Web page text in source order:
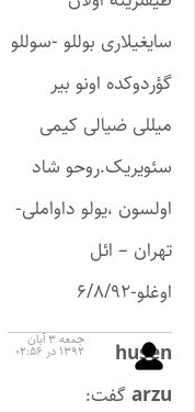
سایغیلاری بوللو -سوللو
گؤردوکده اونو بیر
میللی ضیالی کیمی
سئویریک.روحو شاد
اولسون ،یولو داواملی-
تهران – ائل
اوغلو-۶/۸/۹۲
husen
arzuگفت:
جمعه ۳ آبان
۱۳۹۲ در ۰۲:۵۶